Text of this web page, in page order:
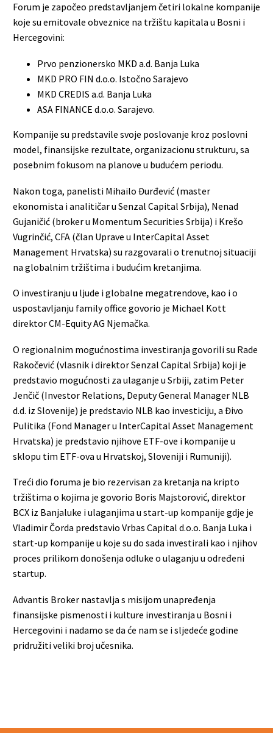
Forum je započeo predstavljanjem četiri lokalne kompanije
koje su emitovale obveznice na tržištu kapitala u Bosni i
Hercegovini:
Prvo penzionersko MKD a.d. Banja Luka
MKD PRO FIN d.o.o. Istočno Sarajevo
MKD CREDIS a.d. Banja Luka
ASA FINANCE d.o.o. Sarajevo.
Kompanije su predstavile svoje poslovanje kroz poslovni
model, finansijske rezultate, organizacionu strukturu, sa
posebnim fokusom na planove u budućem periodu.
Nakon toga, panelisti Mihailo Đurđević (master
ekonomista i analitičar u Senzal Capital Srbija), Nenad
Gujaničić (broker u Momentum Securities Srbija) i Krešo
Vugrinčić, CFA (član Uprave u InterCapital Asset
Management Hrvatska) su razgovarali o trenutnoj situaciji
na globalnim tržištima i budućim kretanjima.
O investiranju u ljude i globalne megatrendove, kao i o
uspostavljanju family office govorio je Michael Kott
direktor CM-Equity AG Njemačka.
O regionalnim mogućnostima investiranja govorili su Rade
Rakočević (vlasnik i direktor Senzal Capital Srbija) koji je
predstavio mogućnosti za ulaganje u Srbiji, zatim Peter
Jenčič (Investor Relations, Deputy General Manager NLB
d.d. iz Slovenije) je predstavio NLB kao investiciju, a Đivo
Pulitika (Fond Manager u InterCapital Asset Management
Hrvatska) je predstavio njihove ETF-ove i kompanije u
sklopu tim ETF-ova u Hrvatskoj, Sloveniji i Rumuniji).
Treći dio foruma je bio rezervisan za kretanja na kripto
tržištima o kojima je govorio Boris Majstorović, direktor
BCX iz Banjaluke i ulaganjima u start-up kompanije gdje je
Vladimir Čorda predstavio Vrbas Capital d.o.o. Banja Luka i
start-up kompanije u koje su do sada investirali kao i njihov
proces prilikom donošenja odluke o ulaganju u određeni
startup.
Advantis Broker nastavlja s misijom unapređenja
finansijske pismenosti i kulture investiranja u Bosni i
Hercegovini i nadamo se da će nam se i sljedeće godine
pridružiti veliki broj učesnika.